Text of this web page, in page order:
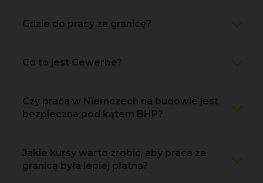
Gdzie do pracy za granicę?
Co to jest Gewerbe?
Czy praca w Niemczech na budowie jest
bezpieczna pod kątem BHP?
Jakie kursy warto zrobić, aby praca za
granicą była lepiej płatna?